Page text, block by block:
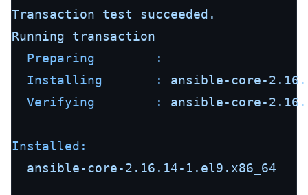
Transaction
test
succeeded.
Running
transaction
Preparing        :
Installing       :
ansible-core-
Verifying        :
ansible-core-
Installed:
ansible-core-2.16.14-1.el9.x86_64